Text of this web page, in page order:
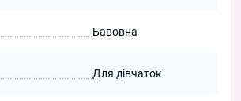
Бавовна
Для дівчаток